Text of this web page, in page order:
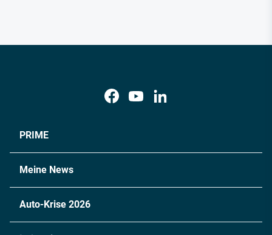
PRIME
Meine News
Auto-Krise 2026